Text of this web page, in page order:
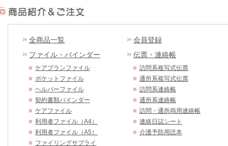
全商品一覧
会員登録
ファイル・バインダー
ケアプランファイル
ポケットファイル
ヘルパーファイル
契約書類バインダー
ケアファイル
利用者ファイル（A4）
利用者ファイル（A5）
ファイリングサプライ
伝票・連絡帳
訪問系複写式伝票
通所系複写式伝票
訪問系連絡帳
通所系連絡帳
訪問・通所両用連絡帳
連絡日誌シート
介護予防用読本